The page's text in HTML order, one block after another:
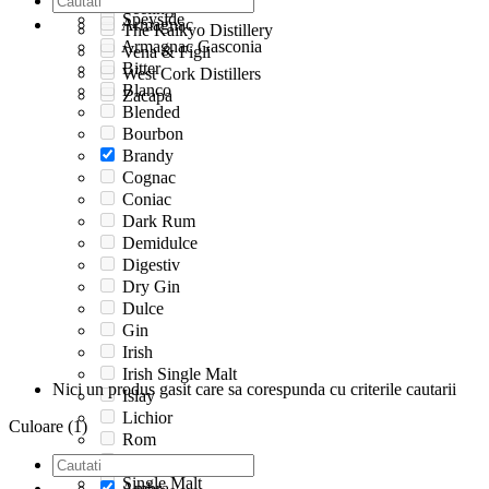
Teeling
The Kaikyo Distillery
Vena & Figli
West Cork Distillers
Zacapa
Speyside
Armagnac
Armagnac Gasconia
Bitter
Blanco
Blended
Bourbon
Brandy
Cognac
Coniac
Dark Rum
Demidulce
Digestiv
Dry Gin
Dulce
Gin
Irish
Irish Single Malt
Islay
Lichior
Rom
Rum
Single Malt
Nici un produs gasit care sa corespunda cu criterile cautarii
Culoare (1)